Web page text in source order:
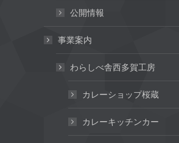
公開情報
事業案内
わらしべ舎西多賀工房
カレーショップ桜蔵
カレーキッチンカー